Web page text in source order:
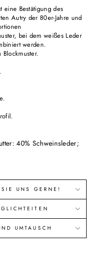
eine Bestätigung des
Autry der 80er-Jahre und
bei dem weißes Leder
werden.
40% Schweinsleder;
UNS GERNE!
UMTAUSCH